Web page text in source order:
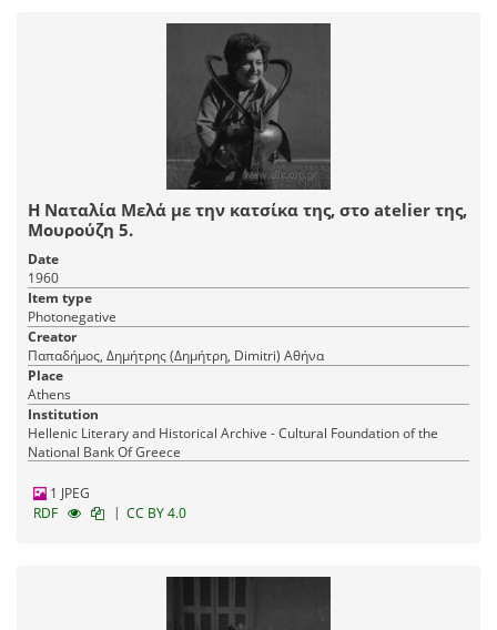
Η Ναταλία Μελά με την κατσίκα της, στο atelier της,
Μουρούζη 5.
Date
1960
Item type
Photonegative
Creator
Παπαδήμος, Δημήτρης (Δημήτρη, Dimitri) Αθήνα
Place
Athens
Institution
Hellenic Literary and Historical Archive - Cultural Foundation of the
National Bank Of Greece
1 JPEG
RDF
| CC BY 4.0